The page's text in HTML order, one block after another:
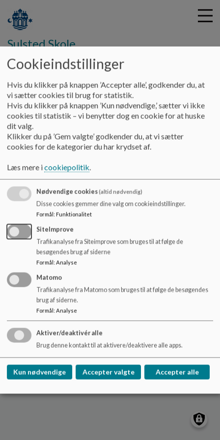
i
Sulsted Skole
Praktiske Informationer Andre praktiske informationer
Bus til Sulsted Skole
Find køreplan til busser på NT's hjemmeside.
Find din køreplan | Nordjyllands Trafikselskab
Sulsted Skole
Elkærvej 2, 9381 Sulsted
sulsted-skole@aalborg.dk
+45 9982 4060
EAN NR. 5798003746579
Tilgængelighedserklæring
Sitemap
Cookieindstillinger
Hvis du klikker på knappen ’Accepter alle’, godkender du, at
vi sætter cookies til brug for statistik.
Hvis du klikker på knappen ’Kun nødvendige,’ sætter vi ikke
cookies til statistik – vi benytter dog en cookie for at huske
dit valg.
Klikker du på ’Gem valgte’ godkender du, at vi sætter
cookies for de kategorier du har krydset af.
Læs mere icookiepolitik.
Nødvendige cookies(altid nødvendig)
Disse cookies gemmer dine valg om cookieindstillinger.
Formål: Funktionalitet
SiteImprove
Trafikanalyse fra Siteimprove som bruges til at følge de
besøgendes brug af siderne
Formål: Analyse
Matomo
Trafikanalyse fra Matomo som bruges til at følge de besøgendes
brug af siderne.
Formål: Analyse
Aktiver/deaktivér alle
Brug denne kontakt til at aktivere/deaktivere alle apps.
Kun nødvendige Accepter valgte Accepter alle